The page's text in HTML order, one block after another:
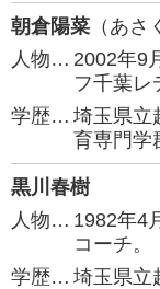
朝倉陽菜 （あさ
人物… 2002年9
フ千葉レ
学歴… 埼玉県立
育専門学
黒川春樹
人物… 1982年4
コーチ。
学歴… 埼玉県立